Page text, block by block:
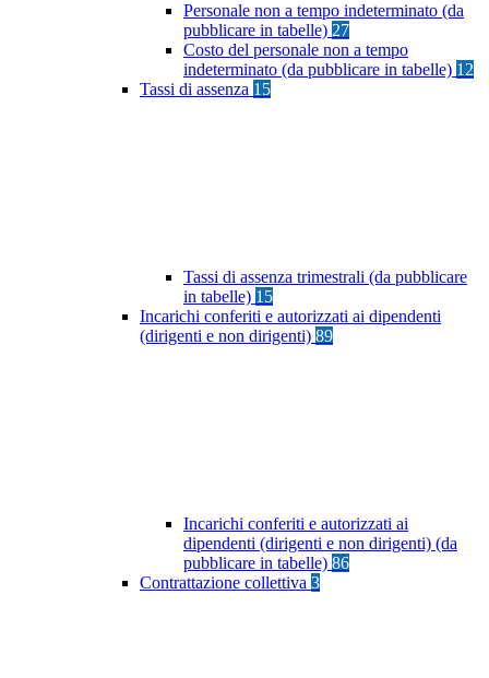
Personale non a tempo indeterminato (da
pubblicare in tabelle) 27
Costo del personale non a tempo
indeterminato (da pubblicare in tabelle) 12
Tassi di assenza 15
Tassi di assenza trimestrali (da pubblicare
in tabelle) 15
Incarichi conferiti e autorizzati ai dipendenti
(dirigenti e non dirigenti) 89
Incarichi conferiti e autorizzati ai
dipendenti (dirigenti e non dirigenti) (da
pubblicare in tabelle) 86
Contrattazione collettiva 3